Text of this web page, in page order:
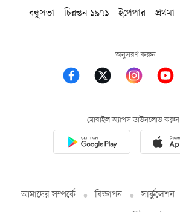
বন্ধুসভা
চিরন্তন ১৯৭১ ইপেপার প্রথমা
অনুসরণ করুন
মোবাইল অ্যাপস ডাউনলোড করুন
আমাদের সম্পর্কে বিজ্ঞাপন সার্কুলেশন